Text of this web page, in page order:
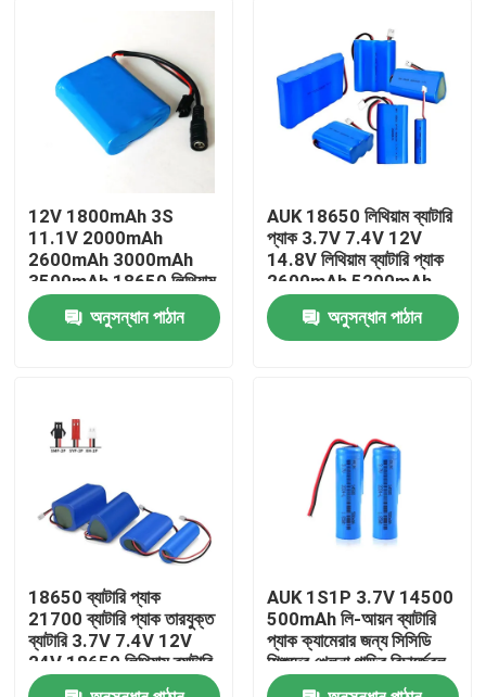
ভিডিও
আমাদের সম্বন্ধে
কারখানা পরিদর্শন
একটি উদ্ধৃতি অনুরোধ করুন
লিথিয়াম পলিমার ব্যাটারি
কাস্টম লিপো ব্যাটারি
ছোট লিপো ব্যাটারি
12V 1800mAh 3S
11.1V 2000mAh
2600mAh 3000mAh
3500mAh 18650 লিথিয়াম
ব্যাটারি প্যাক পাওয়ার টুলসের
জন্য
অনুসন্ধান পাঠান
AUK 18650 লিথিয়াম ব্যাটারি
প্যাক 3.7V 7.4V 12V
14.8V লিথিয়াম ব্যাটারি প্যাক
2600mAh 5200mAh
7800mAh 10400mAh
6400mAh 9000mAh
অনুসন্ধান পাঠান
18650 ব্যাটারি প্যাক
21700 ব্যাটারি প্যাক তারযুক্ত
ব্যাটারি 3.7V 7.4V 12V
24V 18650 লিথিয়াম ব্যাটারি
প্যাক
AUK 1S1P 3.7V 14500
500mAh লি-আয়ন ব্যাটারি
প্যাক ক্যামেরার জন্য সিসিডি
শিশুদের খেলনা গাড়ির রিচার্জেবল
ব্যাটারি